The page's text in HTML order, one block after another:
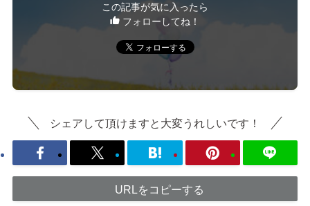
この記事が気に入ったら
フォローしてね！
シェアして頂けますと大変うれしいです！
URLをコピーする